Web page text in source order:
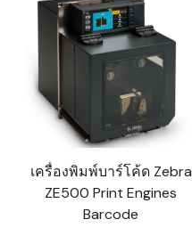
เครื่องพิมพ์บาร์โค้ด Zebra
ZE500 Print Engines
Barcode